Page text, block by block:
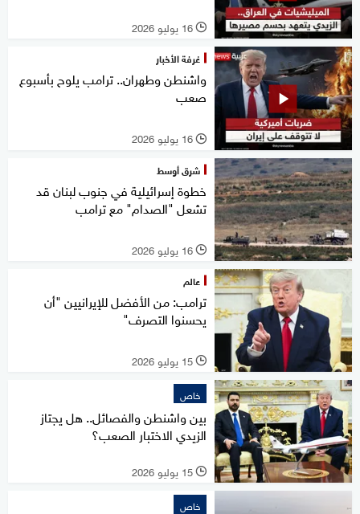
l 16 يوليو 2026
غرفة الأخبار
واشنطن وطهران.. ترامب يلوح بأسبوع
صعب
l 16 يوليو 2026
شرق أوسط
خطوة إسرائيلية في جنوب لبنان قد
تشعل "الصدام" مع ترامب
l 16 يوليو 2026
عالم
ترامب: من الأفضل للإيرانيين "أن
يحسنوا التصرف"
l 15 يوليو 2026
خاص
بين واشنطن والفصائل.. هل يجتاز
الزيدي الاختبار الصعب؟
l 15 يوليو 2026
خاص